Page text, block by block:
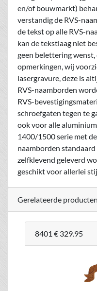
en/of bouwmarkt)
verstandig de RVS-
de tekst op alle RVS-
kan de tekstlaag niet
geen belettering
opmerkingen, wij
lasergravure, deze is
RVS-naamborden
RVS-
schroefgaten tegen te
ook voor alle
1400/1500 serie met
naamborden
zelfklevend geleverd
geschikt voor allerlei
Gerelateerde producten
8401 € 329.95